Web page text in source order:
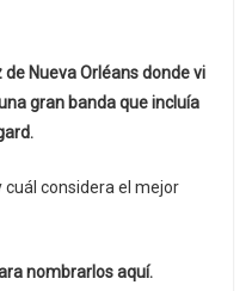
Nueva Orléans donde vi
gran banda que incluía
cuál considera el mejor
nombrarlos aquí.